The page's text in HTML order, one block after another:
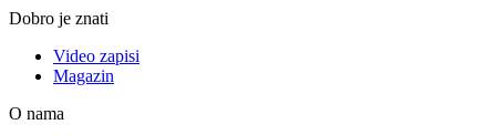
Dobro je znati
Video zapisi
Magazin
O nama